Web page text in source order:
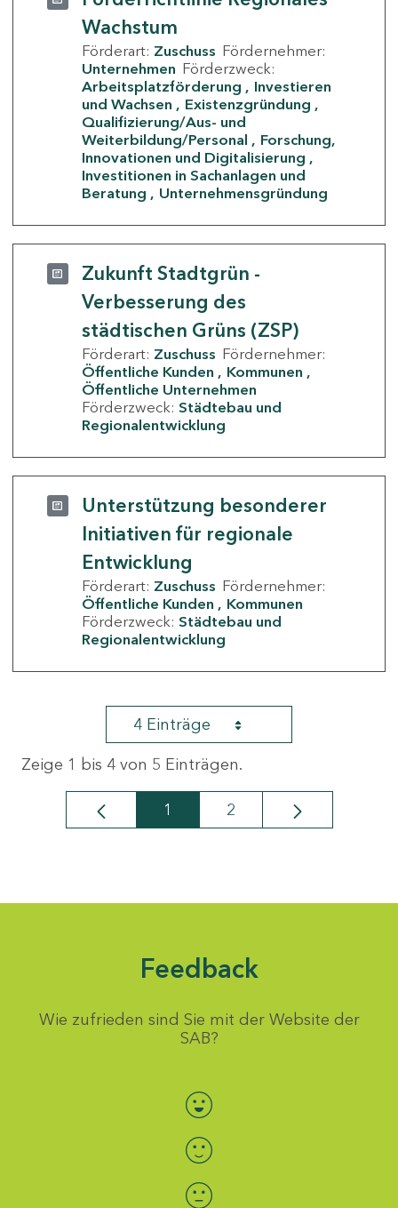
Wachstum
Förderart: Zuschuss Fördernehmer:
Unternehmen Förderzweck:
Arbeitsplatzförderung
Investieren
und Wachsen
Existenzgründung
Qualifizierung/Aus- und
Weiterbildung/Personal
Forschung,
Innovationen und Digitalisierung
Investitionen in Sachanlagen und
Beratung
Unternehmensgründung
Zukunft Stadtgrün -
Verbesserung des
städtischen Grüns (ZSP)
Förderart: Zuschuss Fördernehmer:
Öffentliche Kunden
Kommunen
Öffentliche Unternehmen
Förderzweck: Städtebau und
Regionalentwicklung
Unterstützung besonderer
Initiativen für regionale
Entwicklung
Förderart: Zuschuss Fördernehmer:
Öffentliche Kunden
Kommunen
Förderzweck: Städtebau und
Regionalentwicklung
4 Einträge
Zeige 1 bis 4 von 5 Einträgen.
Seite
1 Seite
2
Feedback
Wie zufrieden sind Sie mit der Website der
SAB?
Bewertung auswählen